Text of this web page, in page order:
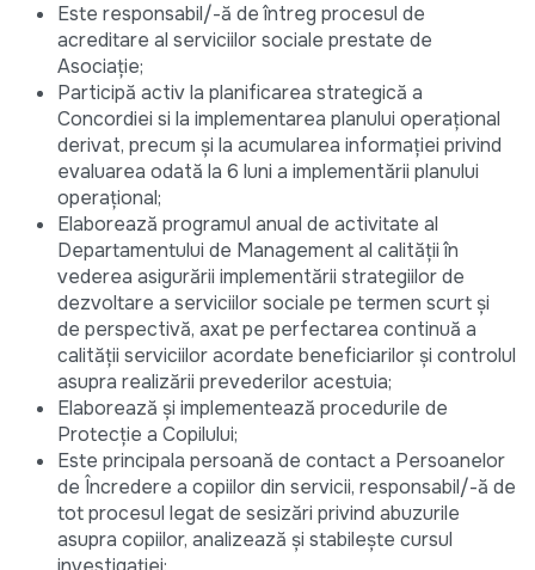
Este responsabil/-ă de întreg procesul de
acreditare al serviciilor sociale prestate de
Asociație;
Participă activ la planificarea strategică a
Concordiei si la implementarea planului operațional
derivat, precum și la acumularea informației privind
evaluarea odată la 6 luni a implementării planului
operațional;
Elaborează programul anual de activitate al
Departamentului de Management al calității în
vederea asigurării implementării strategiilor de
dezvoltare a serviciilor sociale pe termen scurt și
de perspectivă, axat pe perfectarea continuă a
calității serviciilor acordate beneficiarilor și controlul
asupra realizării prevederilor acestuia;
Elaborează și implementează procedurile de
Protecție a Copilului;
Este principala persoană de contact a Persoanelor
de Încredere a copiilor din servicii, responsabil/-ă de
tot procesul legat de sesizări privind abuzurile
asupra copiilor, analizează și stabilește cursul